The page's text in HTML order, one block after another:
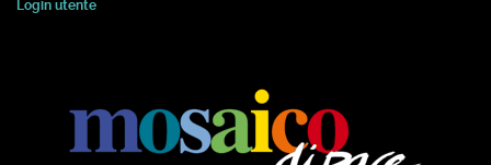
Login utente